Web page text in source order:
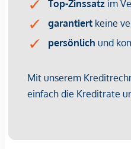
designbewusste Genießer mit
Wir weisen darauf hin, dass
dem zu vermittelnden
*Der Vertrag kommt nicht